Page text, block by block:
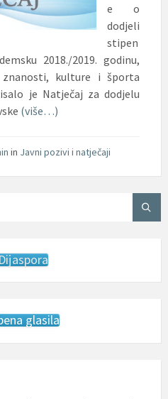
e o
dodjeli
stipen
2018./2019. godinu,
znanosti, kulture i športa
je Natječaj za dodjelu
(više…)
in Javni pozivi i natječaji
glasila